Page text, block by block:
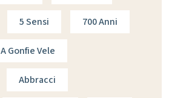
5 Sensi 700 Anni
A Gonfie Vele
Abbracci